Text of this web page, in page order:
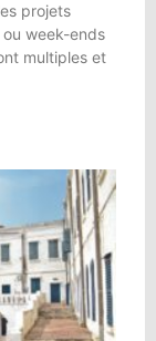
projets
week-ends
multiples et